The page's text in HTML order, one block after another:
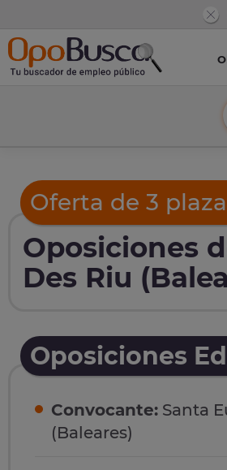
Oferta de 3
Oposiciones
Des Riu
Oposiciones
Convocante: Santa
(Baleares)